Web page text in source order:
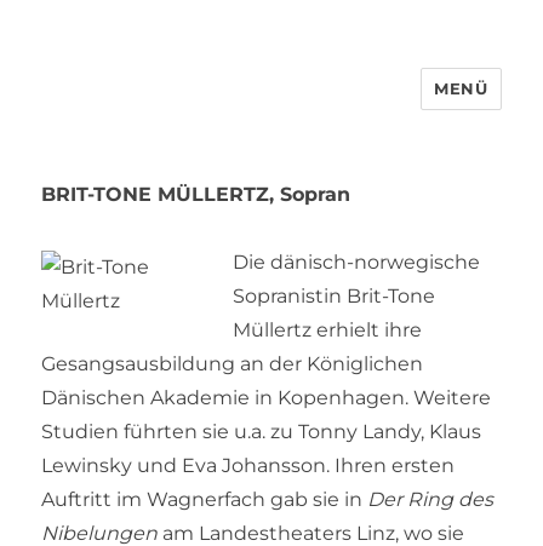
MENÜ
BRIT-TONE MÜLLERTZ, Sopran
Die dänisch-norwegische
Sopranistin Brit-Tone
Müllertz erhielt ihre
Gesangsausbildung an der Königlichen
Dänischen Akademie in Kopenhagen. Weitere
Studien führten sie u.a. zu Tonny Landy, Klaus
Lewinsky und Eva Johansson. Ihren ersten
Auftritt im Wagnerfach gab sie in Der Ring des
Nibelungen am Landestheaters Linz, wo sie